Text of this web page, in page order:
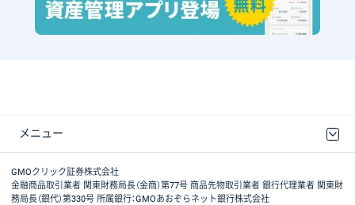
メニュー
取引規程・約款
最良執行方針
ディスクレイマー
リスク説明
GMOクリック証券ホームページ
GMOクリック証券株式会社
金融商品取引業者 関東財務局長（金商）第77号 商品先物取引業者 銀行代理業者 関東財
務局長（銀代）第330号 所属銀行：GMOあおぞらネット銀行株式会社